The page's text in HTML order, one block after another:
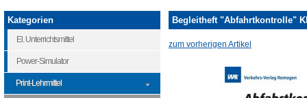
Begleitheft "Abfahrtkontrolle"
zum vorherigen Artikel
Kategorien
El. Unterrichtsmittel
Power-Simulator
Print-Lehrmittel